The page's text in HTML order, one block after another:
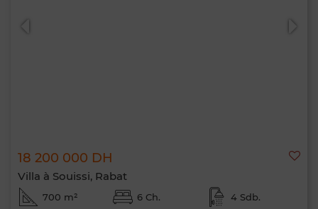
18 200 000 DH
Villa à Souissi, Rabat
700 m² 6 Ch. 4 Sdb.